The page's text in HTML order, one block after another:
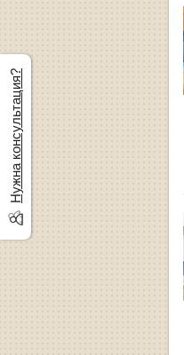
Нужна консультация?